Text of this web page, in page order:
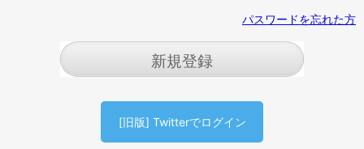
パスワードを忘れた方
新規登録
[旧版] Twitterでログイン